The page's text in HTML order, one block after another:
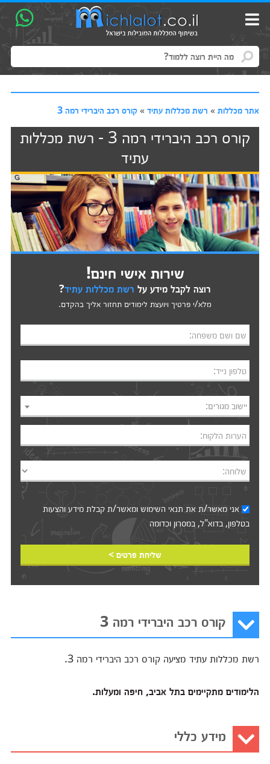
אתר מכללות» רשת מכללות עתיד» קורס רכב היברידי רמה 3
קורס רכב היברידי רמה 3 - רשת מכללות
עתיד
שירות אישי חינם!
רוצה לקבל מידע על רשת מכללות עתיד?
מלא/י פרטיך ויועצת לימודים תחזור אליך בהקדם.
שם ושם משפחה:
טלפון נייד:
יישוב מגורים:
הערות הלקוח:
שלוחה:
אני מאשר/ת את תנאי השימושומאשר/ת קבלת מידע והצעות
בטלפון, בדוא"ל, במסרון וכדומה‎‎
שליחת פרטים >
קורס רכב היברידי רמה 3
רשת מכללות עתיד מציעה קורס רכב היברידי רמה 3.
הלימודים מתקיימים בתל אביב, חיפה ומעלות.
מידע כללי